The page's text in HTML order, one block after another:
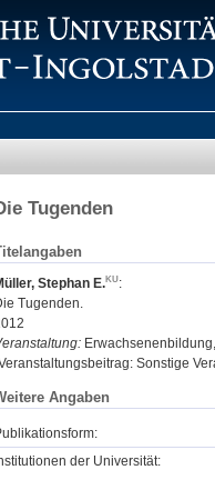
Tugenden
Stephan E.
:
Tugenden.
Sonstige
Angaben
der Universität: